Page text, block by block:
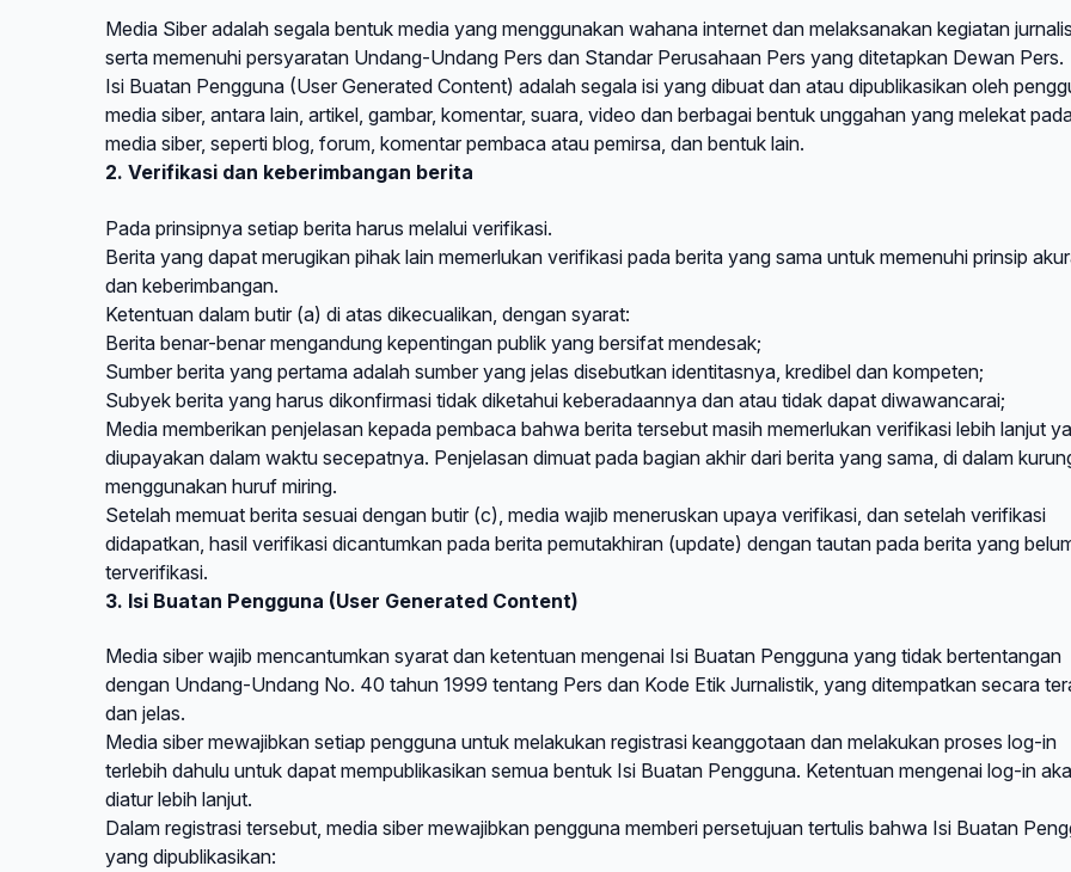
Media Siber adalah segala bentuk media yang menggunakan wahana internet dan melaksanakan kegiatan
serta memenuhi persyaratan Undang-Undang Pers dan Standar Perusahaan Pers yang ditetapkan Dewan Pers.
Isi Buatan Pengguna (User Generated Content) adalah segala isi yang dibuat dan atau dipublikasikan oleh
media siber, antara lain, artikel, gambar, komentar, suara, video dan berbagai bentuk unggahan yang melekat
media siber, seperti blog, forum, komentar pembaca atau pemirsa, dan bentuk lain.
2. Verifikasi dan keberimbangan berita
Pada prinsipnya setiap berita harus melalui verifikasi.
Berita yang dapat merugikan pihak lain memerlukan verifikasi pada berita yang sama untuk memenuhi prinsip
dan keberimbangan.
Ketentuan dalam butir (a) di atas dikecualikan, dengan syarat:
Berita benar-benar mengandung kepentingan publik yang bersifat mendesak;
Sumber berita yang pertama adalah sumber yang jelas disebutkan identitasnya, kredibel dan kompeten;
Subyek berita yang harus dikonfirmasi tidak diketahui keberadaannya dan atau tidak dapat diwawancarai;
Media memberikan penjelasan kepada pembaca bahwa berita tersebut masih memerlukan verifikasi lebih lanjut
diupayakan dalam waktu secepatnya. Penjelasan dimuat pada bagian akhir dari berita yang sama, di dalam
menggunakan huruf miring.
Setelah memuat berita sesuai dengan butir (c), media wajib meneruskan upaya verifikasi, dan setelah verifikasi
didapatkan, hasil verifikasi dicantumkan pada berita pemutakhiran (update) dengan tautan pada berita yang
terverifikasi.
3. Isi Buatan Pengguna (User Generated Content)
Media siber wajib mencantumkan syarat dan ketentuan mengenai Isi Buatan Pengguna yang tidak bertentangan
dengan Undang-Undang No. 40 tahun 1999 tentang Pers dan Kode Etik Jurnalistik, yang ditempatkan secara
dan jelas.
Media siber mewajibkan setiap pengguna untuk melakukan registrasi keanggotaan dan melakukan proses log-in
terlebih dahulu untuk dapat mempublikasikan semua bentuk Isi Buatan Pengguna. Ketentuan mengenai log-in
diatur lebih lanjut.
Dalam registrasi tersebut, media siber mewajibkan pengguna memberi persetujuan tertulis bahwa Isi Buatan
yang dipublikasikan: